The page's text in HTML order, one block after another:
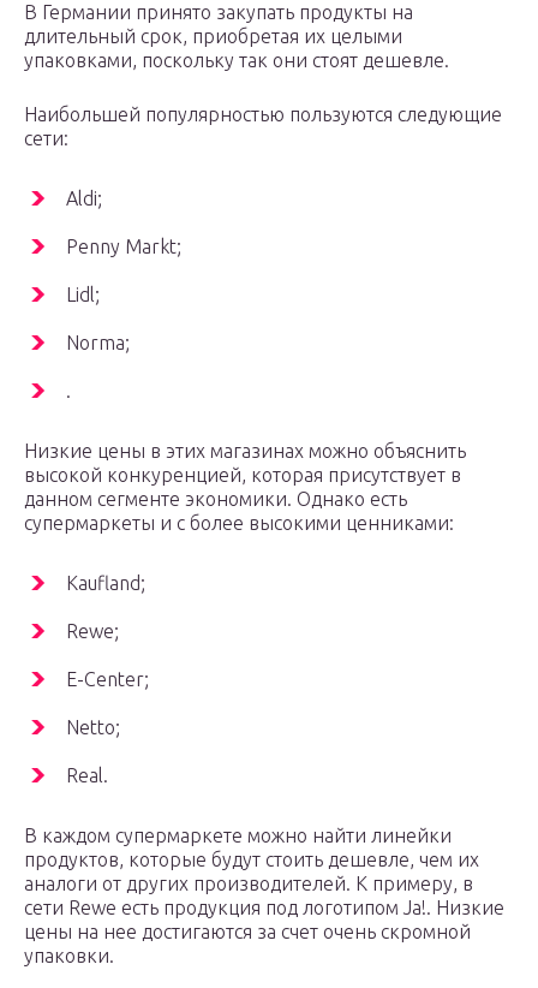
В Германии принято закупать продукты на
длительный срок, приобретая их целыми
упаковками, поскольку так они стоят дешевле.
Наибольшей популярностью пользуются следующие
сети:
Aldi;
Penny Markt;
Lidl;
Norma;
.
Низкие цены в этих магазинах можно объяснить
высокой конкуренцией, которая присутствует в
данном сегменте экономики. Однако есть
супермаркеты и с более высокими ценниками:
Kaufland;
Rewe;
E-Center;
Netto;
Real.
В каждом супермаркете можно найти линейки
продуктов, которые будут стоить дешевле, чем их
аналоги от других производителей. К примеру, в
сети Rewe есть продукция под логотипом Ja!. Низкие
цены на нее достигаются за счет очень скромной
упаковки.